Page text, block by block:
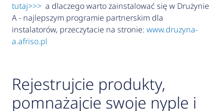
tutaj>>> a dlaczego warto zainstalować się w Drużynie
A - najlepszym programie partnerskim dla
instalatorów, przeczytacie na stronie: www.druzyna-
a.afriso.pl
Rejestrujcie produkty,
pomnażajcie swoje nyple i